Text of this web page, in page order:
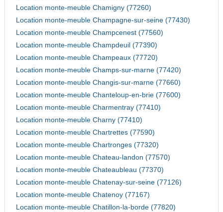
Location monte-meuble Chamigny (77260)
Location monte-meuble Champagne-sur-seine (77430)
Location monte-meuble Champcenest (77560)
Location monte-meuble Champdeuil (77390)
Location monte-meuble Champeaux (77720)
Location monte-meuble Champs-sur-marne (77420)
Location monte-meuble Changis-sur-marne (77660)
Location monte-meuble Chanteloup-en-brie (77600)
Location monte-meuble Charmentray (77410)
Location monte-meuble Charny (77410)
Location monte-meuble Chartrettes (77590)
Location monte-meuble Chartronges (77320)
Location monte-meuble Chateau-landon (77570)
Location monte-meuble Chateaubleau (77370)
Location monte-meuble Chatenay-sur-seine (77126)
Location monte-meuble Chatenoy (77167)
Location monte-meuble Chatillon-la-borde (77820)